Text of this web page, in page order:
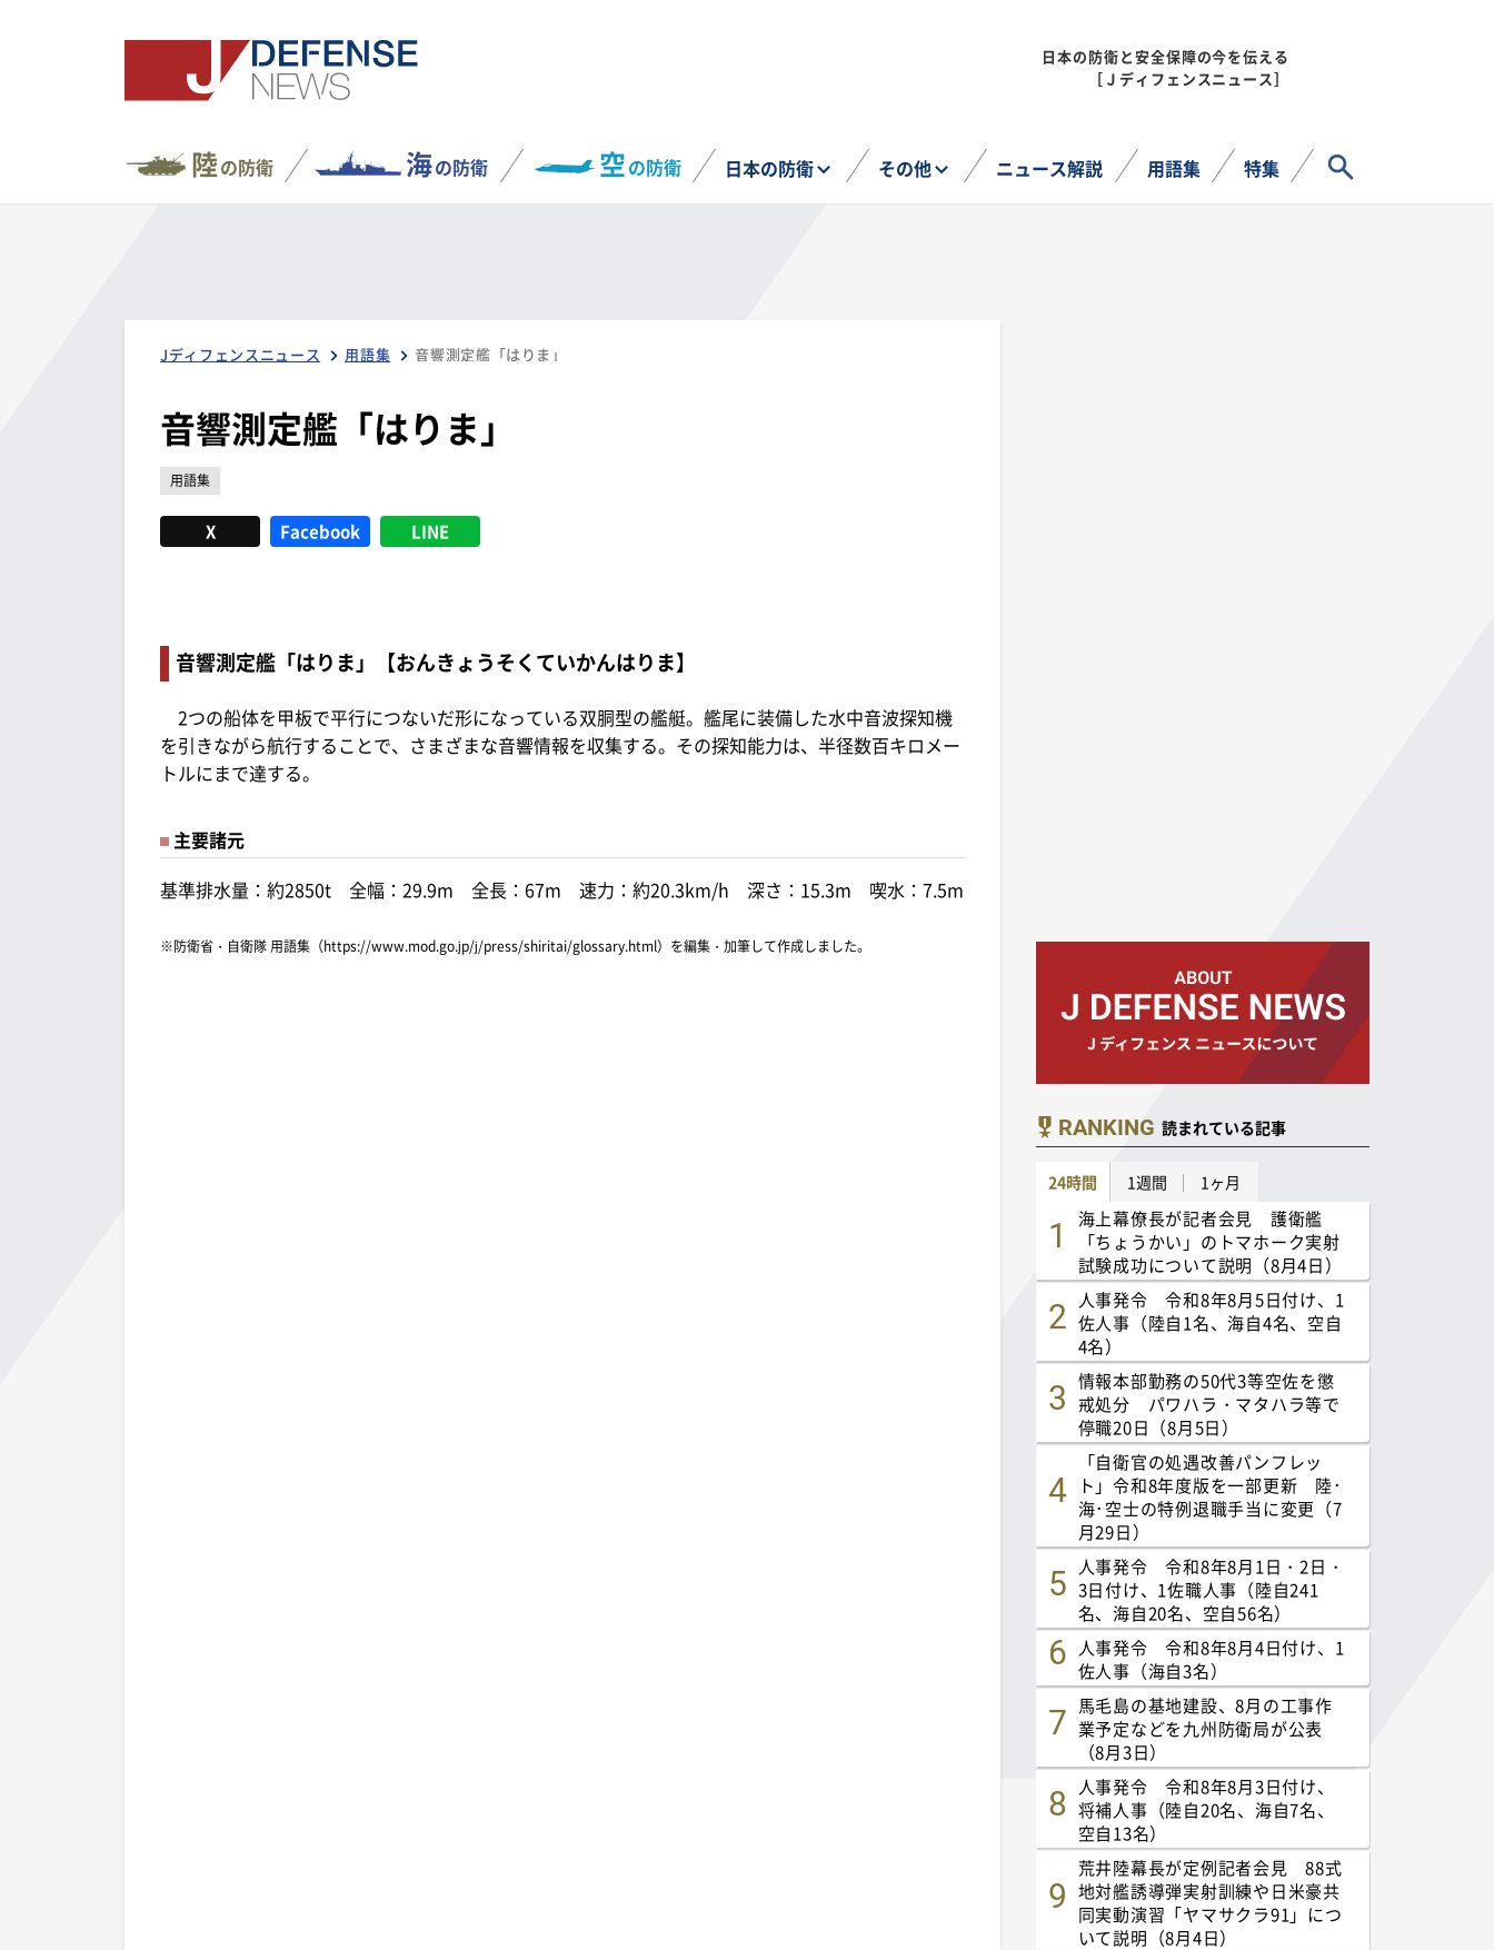
日本の防衛と安全保障の今を伝える
［Ｊディフェンスニュース］
陸の防衛 海の防衛 空の防衛 日本の防衛 その他 ニュース解説 用語集 特集
Jディフェンスニュース 用語集 音響測定艦「はりま」
音響測定艦「はりま」
用語集
X Facebook LINE
音響測定艦「はりま」【おんきょうそくていかんはりま】
2つの船体を甲板で平行につないだ形になっている双胴型の艦艇。艦尾に装備した水中音波探知機
を引きながら航行することで、さまざまな音響情報を収集する。その探知能力は、半径数百キロメー
トルにまで達する。
主要諸元
基準排水量：約2850t 全幅：29.9m 全長：67m 速力：約20.3km/h 深さ：15.3m 喫水：7.5m
※防衛省・自衛隊 用語集（https://www.mod.go.jp/j/press/shiritai/glossary.html）を編集・加筆して作成しました。
RANKING 読まれている記事
24時間 1週間 1ヶ月
海上幕僚長が記者会見 護衛艦
「ちょうかい」のトマホーク実射
試験成功について説明（8月4日）
人事発令 令和8年8月5日付け、1
佐人事（陸自1名、海自4名、空自
4名）
情報本部勤務の50代3等空佐を懲
戒処分 パワハラ・マタハラ等で
停職20日（8月5日）
「自衛官の処遇改善パンフレッ
ト」令和8年度版を一部更新 陸･
海･空士の特例退職手当に変更（7
月29日）
人事発令 令和8年8月1日・2日・
3日付け、1佐職人事（陸自241
名、海自20名、空自56名）
人事発令 令和8年8月4日付け、1
佐人事（海自3名）
馬毛島の基地建設、8月の工事作
業予定などを九州防衛局が公表
（8月3日）
人事発令 令和8年8月3日付け、
将補人事（陸自20名、海自7名、
空自13名）
荒井陸幕長が定例記者会見 88式
地対艦誘導弾実射訓練や日米豪共
同実動演習「ヤマサクラ91」につ
いて説明（8月4日）